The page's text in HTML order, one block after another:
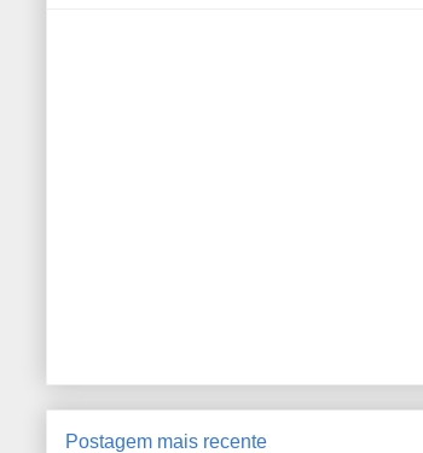
Postagem mais recente